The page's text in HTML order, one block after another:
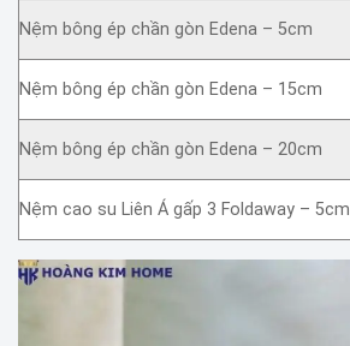
Nệm bông ép chần gòn Edena – 5cm
Nệm bông ép chần gòn Edena – 15cm
Nệm bông ép chần gòn Edena – 20cm
Nệm cao su Liên Á gấp 3 Foldaway – 5cm